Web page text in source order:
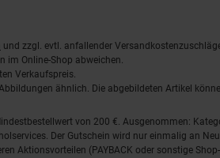
und zzgl. evtl. anfallender
im Online-Shop abweichen.
Verkaufspreis.
ähnlich. Die abgebildeten Artikel
von 200 €. Ausgenommen:
Der Gutschein wird nur einmalig an
Aktionsvorteilen (PAYBACK oder sonstige